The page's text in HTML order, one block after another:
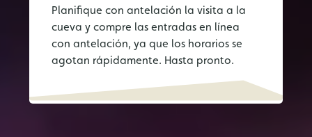
Planifique con antelación la visita a la
cueva y compre las entradas en línea
con antelación, ya que los horarios se
agotan rápidamente. Hasta pronto.